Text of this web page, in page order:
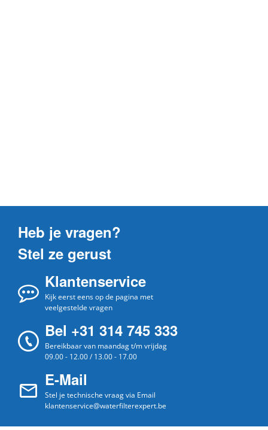
Heb je vragen?
Stel ze gerust
Klantenservice
Kijk eerst eens op de pagina met
veelgestelde vragen
Bel +31 314 745 333
Bereikbaar van maandag t/m vrijdag
09.00 - 12.00 / 13.00 - 17.00
E-Mail
Stel je technische vraag via Email
klantenservice@waterfilterexpert.be